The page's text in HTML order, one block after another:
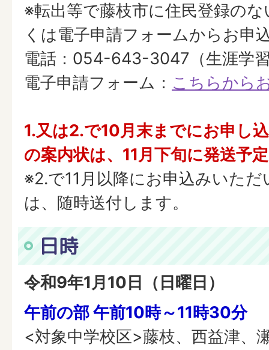
※転出等で藤枝市に住民登録の
くは電子申請フォームからお申
電話：054-643-3047（生涯学
電子申請フォーム： こちらから
1.又は2.で10月末までにお申し
の案内状は、11月下旬に発送予
※2.で11月以降にお申込みいた
は、随時送付します。
日時
令和9年1月10日（日曜日）
午前の部 午前10時～11時30分
<対象中学校区>藤枝、西益津、